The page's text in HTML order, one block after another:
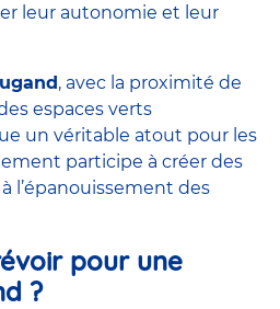
leur autonomie et leur
, avec la proximité de
espaces verts
un véritable atout pour les
participe à créer des
l’épanouissement des
pour une
?